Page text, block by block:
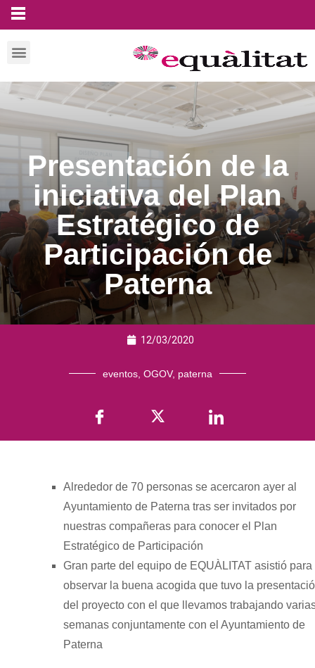
Presentación de la
iniciativa del Plan
Estratégico de
Participación de
Paterna
12/03/2020
eventos OGOV, paterna
Alrededor de 70 personas se acercaron ayer al
Ayuntamiento de Paterna tras ser invitados por
nuestras compañeras para conocer el Plan
Estratégico de Participación
Gran parte del equipo de EQUÀLITAT asistió para
observar la buena acogida que tuvo la
del proyecto con el que llevamos trabajando
semanas conjuntamente con el Ayuntamiento de
Paterna